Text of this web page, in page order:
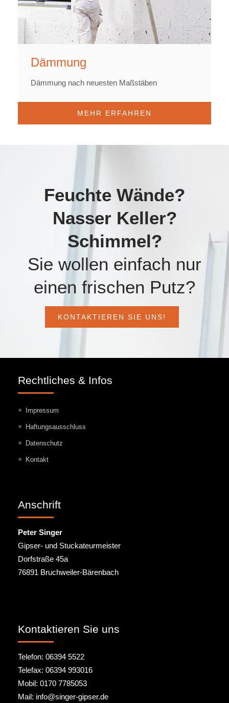
Dämmung
Dämmung nach neuesten Maßstäben
MEHR ERFAHREN
Feuchte Wände?
Nasser Keller?
Schimmel?
Sie wollen einfach nur
einen frischen Putz?
KONTAKTIEREN SIE UNS!
Rechtliches & Infos
Impressum
Haftungsausschluss
Datenschutz
Kontakt
Anschrift
Peter Singer
Gipser- und Stuckateurmeister
Dorfstraße 45a
76891 Bruchweiler-Bärenbach
Kontaktieren Sie uns
Telefon: 06394 5522
Telefax: 06394 993016
Mobil: 0170 7785053
Mail: info@singer-gipser.de